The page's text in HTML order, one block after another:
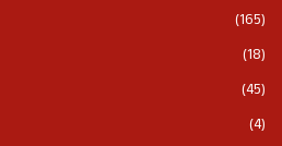
(165)
(18)
(45)
(4)